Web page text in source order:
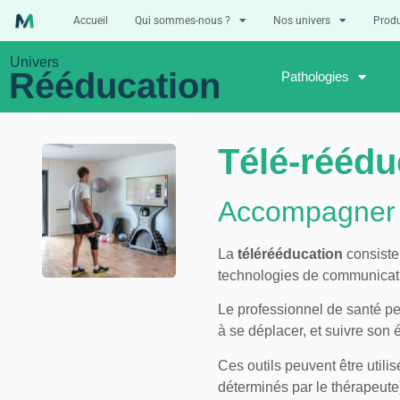
Accueil Qui sommes-nous ? Nos univers
Univers
Rééducation Pathologies
Télé-
La télérééducation
technologies de
Le professionnel de santé
à se déplacer, et suivre son
Ces outils peuvent être
déterminés par le